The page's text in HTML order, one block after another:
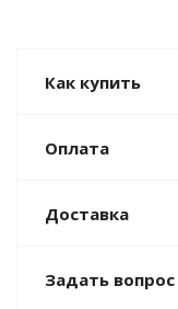
Как купить
Оплата
Доставка
Задать вопрос